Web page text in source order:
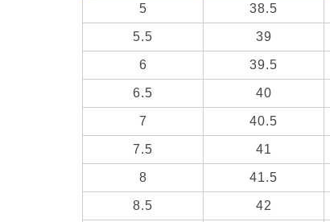
5 38.5
5.5 39
6 39.5
6.5 40
7 40.5
7.5 41
8 41.5
8.5 42